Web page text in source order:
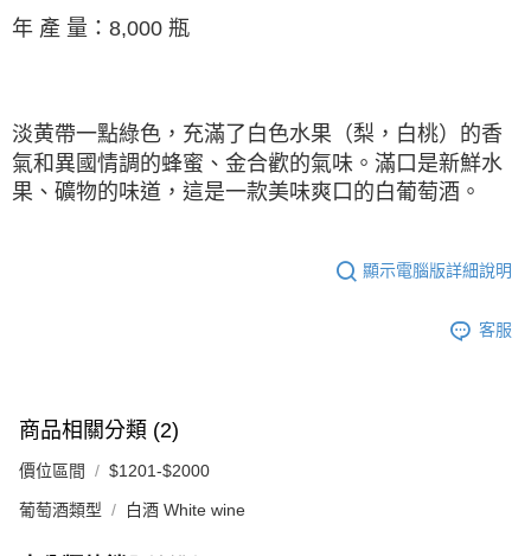
年 產 量：8,000 瓶
淡黄帶⼀點綠⾊，充滿了白⾊水果（梨，白桃）的香
氣和異國情調的蜂蜜、金合歡的氣味。滿口是新鮮水
果、礦物的味道，這是⼀款美味爽口的白葡萄酒。
顯示電腦版詳細說明
客服
商品相關分類 (2)
價位區間 $1201-$2000
葡萄酒類型 白酒 White wine